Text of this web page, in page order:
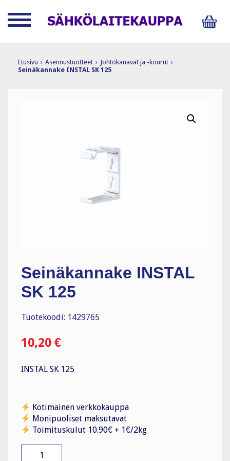
Etusivu › Asennustuotteet › Johtokanavat ja -kourut ›
Seinäkannake INSTAL SK 125
Seinäkannake INSTAL
SK 125
Tuotekoodi: 1429765
10,20 €
INSTAL SK 125
Kotimainen verkkokauppa
Monipuoliset maksutavat
Toimituskulut 10.90€ + 1€/2kg
INSTAL